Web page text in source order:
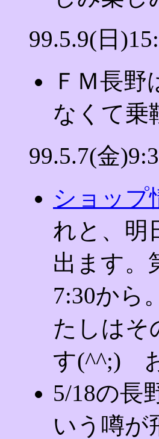
99.5.9(日
ＦＭ長
なくて乗
99.5.7(金
ショップ
れと、明
出ます。
7:30から
たしはそ
す(^^;)
5/18の長
いう噂が